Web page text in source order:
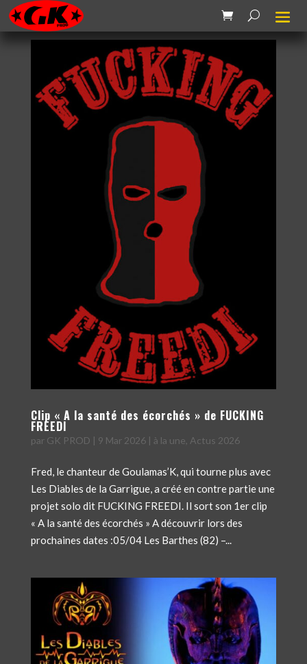
Clip « A la santé des écorchés » de FUCKING
FREEDI
par GK PROD | 9 Mar 2026| à la une Actus 2026
Fred, le chanteur de Goulamas’K, qui tourne plus avec
Les Diables de la Garrigue, a créé en contre partie une
projet solo dit FUCKING FREEDI. Il sort son 1er clip
« A la santé des écorchés » A découvrir lors des
prochaines dates :05/04 Les Barthes (82) –...